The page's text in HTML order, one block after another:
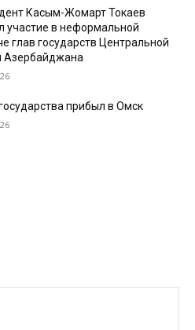
Касым-Жомарт Токаев
участие в неформальной
глав государств Центральной
Азербайджана
прибыл в Омск